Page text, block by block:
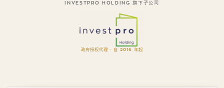
INVESTPRO HOLDING 旗下子公司
政府授权代理 · 自 2016 年起